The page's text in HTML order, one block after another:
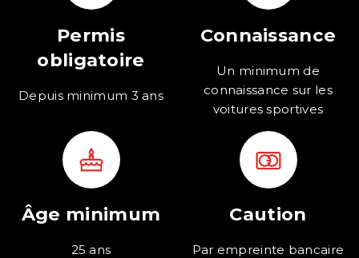
Permis
obligatoire
Depuis minimum 3 ans
Âge minimum
25 ans
Connaissance
Un minimum de
connaissance sur les
voitures sportives
Caution
Par empreinte bancaire